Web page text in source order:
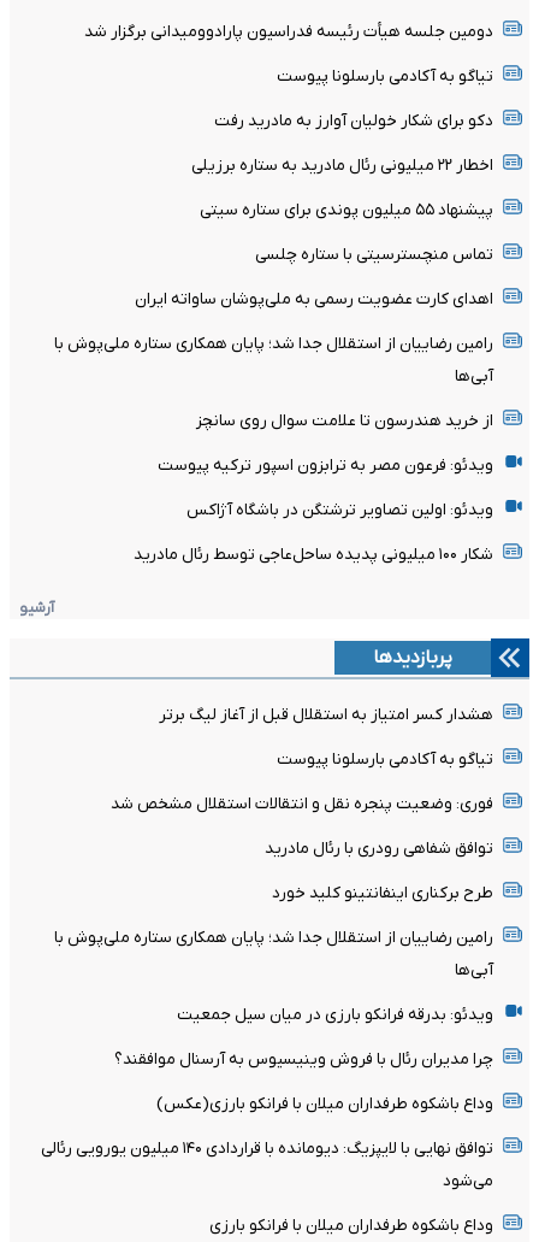
دومین جلسه هیأت رئیسه فدراسیون پارادوومیدانی برگزار شد
تیاگو به آکادمی بارسلونا پیوست
دکو برای شکار خولیان آوارز به مادرید رفت
اخطار ۲۲ میلیونی رئال مادرید به ستاره برزیلی
پیشنهاد ۵۵ میلیون پوندی برای ستاره سیتی
تماس منچسترسیتی با ستاره چلسی
اهدای کارت عضویت رسمی به ملی‌پوشان ساواته ایران
رامین رضاییان از استقلال جدا شد؛ پایان همکاری ستاره ملی‌پوش با
آبی‌ها
از خرید هندرسون تا علامت سوال روی سانچز
ویدئو: فرعون مصر به ترابزون اسپور ترکیه پیوست
ویدئو: اولین تصاویر ترشتگن در باشگاه آژاکس
شکار ۱۰۰ میلیونی پدیده ساحل‌عاجی توسط رئال مادرید
آرشیو
پربازدیدها
هشدار کسر امتیاز به استقلال قبل از آغاز لیگ برتر
تیاگو به آکادمی بارسلونا پیوست
فوری: وضعیت پنجره نقل و انتقالات استقلال مشخص شد
توافق شفاهی رودری با رئال مادرید
طرح برکناری اینفانتینو کلید خورد
رامین رضاییان از استقلال جدا شد؛ پایان همکاری ستاره ملی‌پوش با
آبی‌ها
ویدئو: بدرقه فرانکو بارزی در میان سیل جمعیت
چرا مدیران رئال با فروش وینیسیوس به آرسنال موافقند؟
وداع باشکوه طرفداران میلان با فرانکو بارزی(عکس)
توافق نهایی با لایپزیگ: دیومانده با قراردادی ۱۴۰ میلیون یورویی رئالی
می‌شود
وداع باشکوه طرفداران میلان با فرانکو بارزی